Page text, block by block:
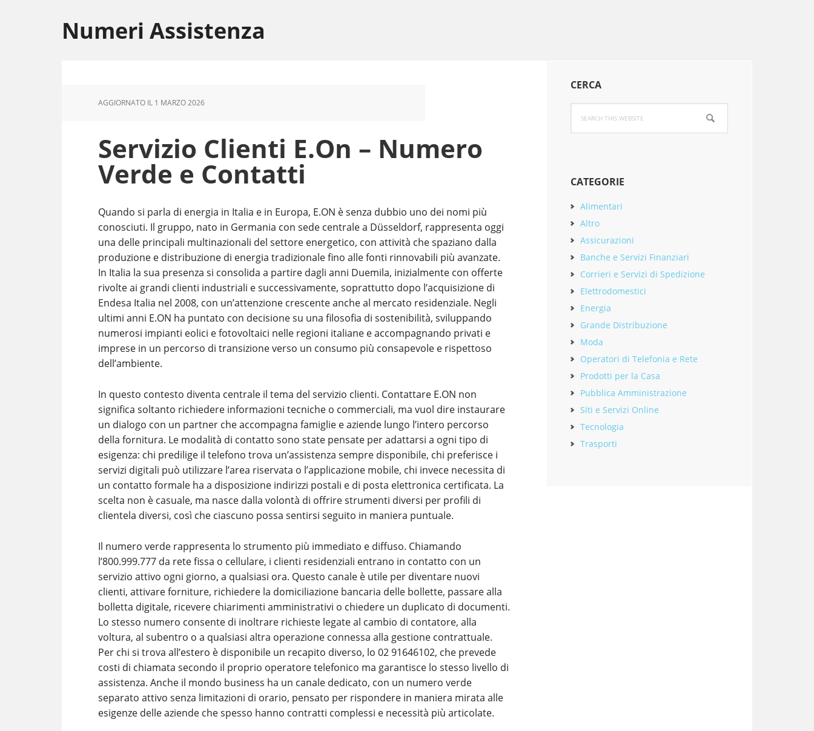
to
main
to
primary
to
footer
Numeri Assistenza
AGGIORNATO IL 1 MARZO 2026
Servizio Clienti E.On – Numero
Verde e Contatti
Quando si parla di energia in Italia e in Europa, E.ON è senza dubbio uno dei nomi più
conosciuti. Il gruppo, nato in Germania con sede centrale a Düsseldorf, rappresenta oggi
una delle principali multinazionali del settore energetico, con attività che spaziano dalla
produzione e distribuzione di energia tradizionale fino alle fonti rinnovabili più avanzate.
In Italia la sua presenza si consolida a partire dagli anni Duemila, inizialmente con offerte
rivolte ai grandi clienti industriali e successivamente, soprattutto dopo l’acquisizione di
Endesa Italia nel 2008, con un’attenzione crescente anche al mercato residenziale. Negli
ultimi anni E.ON ha puntato con decisione su una filosofia di sostenibilità, sviluppando
numerosi impianti eolici e fotovoltaici nelle regioni italiane e accompagnando privati e
imprese in un percorso di transizione verso un consumo più consapevole e rispettoso
dell’ambiente.
In questo contesto diventa centrale il tema del servizio clienti. Contattare E.ON non
significa soltanto richiedere informazioni tecniche o commerciali, ma vuol dire instaurare
un dialogo con un partner che accompagna famiglie e aziende lungo l’intero percorso
della fornitura. Le modalità di contatto sono state pensate per adattarsi a ogni tipo di
esigenza: chi predilige il telefono trova un’assistenza sempre disponibile, chi preferisce i
servizi digitali può utilizzare l’area riservata o l’applicazione mobile, chi invece necessita di
un contatto formale ha a disposizione indirizzi postali e di posta elettronica certificata. La
scelta non è casuale, ma nasce dalla volontà di offrire strumenti diversi per profili di
clientela diversi, così che ciascuno possa sentirsi seguito in maniera puntuale.
Il numero verde rappresenta lo strumento più immediato e diffuso. Chiamando
l’800.999.777 da rete fissa o cellulare, i clienti residenziali entrano in contatto con un
servizio attivo ogni giorno, a qualsiasi ora. Questo canale è utile per diventare nuovi
clienti, attivare forniture, richiedere la domiciliazione bancaria delle bollette, passare alla
bolletta digitale, ricevere chiarimenti amministrativi o chiedere un duplicato di documenti.
Lo stesso numero consente di inoltrare richieste legate al cambio di contatore, alla
voltura, al subentro o a qualsiasi altra operazione connessa alla gestione contrattuale.
Per chi si trova all’estero è disponibile un recapito diverso, lo 02 91646102, che prevede
costi di chiamata secondo il proprio operatore telefonico ma garantisce lo stesso livello di
assistenza. Anche il mondo business ha un canale dedicato, con un numero verde
separato attivo senza limitazioni di orario, pensato per rispondere in maniera mirata alle
esigenze delle aziende che spesso hanno contratti complessi e necessità più articolate.
Primary
Sidebar
CERCA
this
website
CATEGORIE
Alimentari
Altro
Assicurazioni
Banche e Servizi Finanziari
Corrieri e Servizi di Spedizione
Elettrodomestici
Energia
Grande Distribuzione
Moda
Operatori di Telefonia e Rete
Prodotti per la Casa
Pubblica Amministrazione
Siti e Servizi Online
Tecnologia
Trasporti